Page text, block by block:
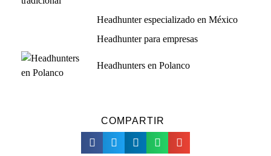
Headhunter especializado en México
Headhunter para empresas
Headhunters en Polanco
COMPARTIR